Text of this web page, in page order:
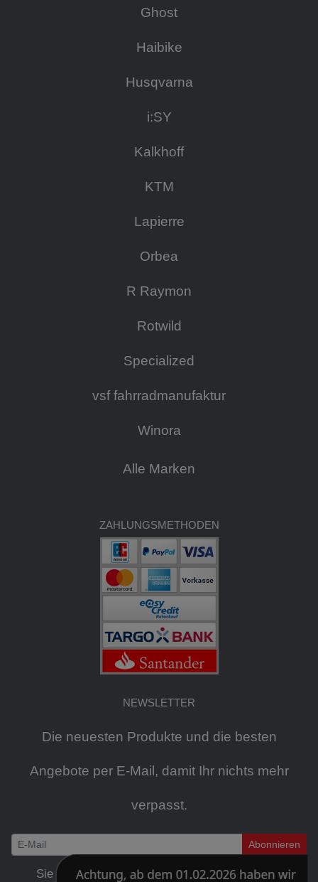
Ghost
Haibike
Husqvarna
i:SY
Kalkhoff
KTM
Lapierre
Orbea
R Raymon
Rotwild
Specialized
vsf fahrradmanufaktur
Winora
Alle Marken
ZAHLUNGSMETHODEN
NEWSLETTER
Die neuesten Produkte und die besten
Angebote per E-Mail, damit Ihr nichts mehr
verpasst.
Abonnieren
Sie können den Newsletter jederzeit kostenlos